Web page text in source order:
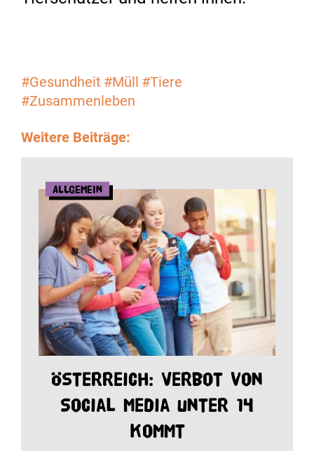
#Gesundheit #Müll #Tiere
#Zusammenleben
Weitere Beiträge:
Allgemein
Österreich: Verbot von
Social Media unter 14
kommt